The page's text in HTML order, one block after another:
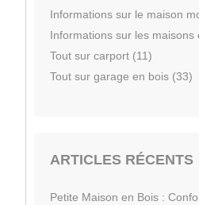
Informations sur le maison
Informations sur les maisons
Tout sur carport (11)
Tout sur garage en bois (33)
ARTICLES RÉCENTS
Petite Maison en Bois :